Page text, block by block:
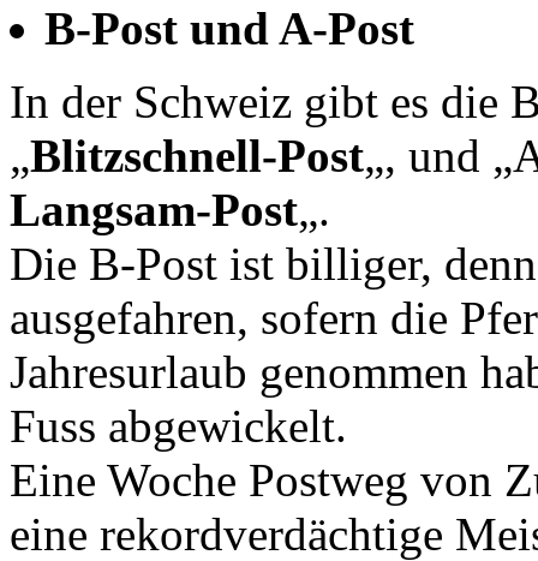
B-Post und A-Post
In der Schweiz gibt es die
„Blitzschnell-Post„, und
Langsam-Post„.
Die B-Post ist billiger,
ausgefahren, sofern die
Jahresurlaub genommen
Fuss abgewickelt.
Eine Woche Postweg von
eine rekordverdächtige